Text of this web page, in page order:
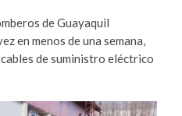
de Guayaquil
en menos de una semana,
de suministro eléctrico